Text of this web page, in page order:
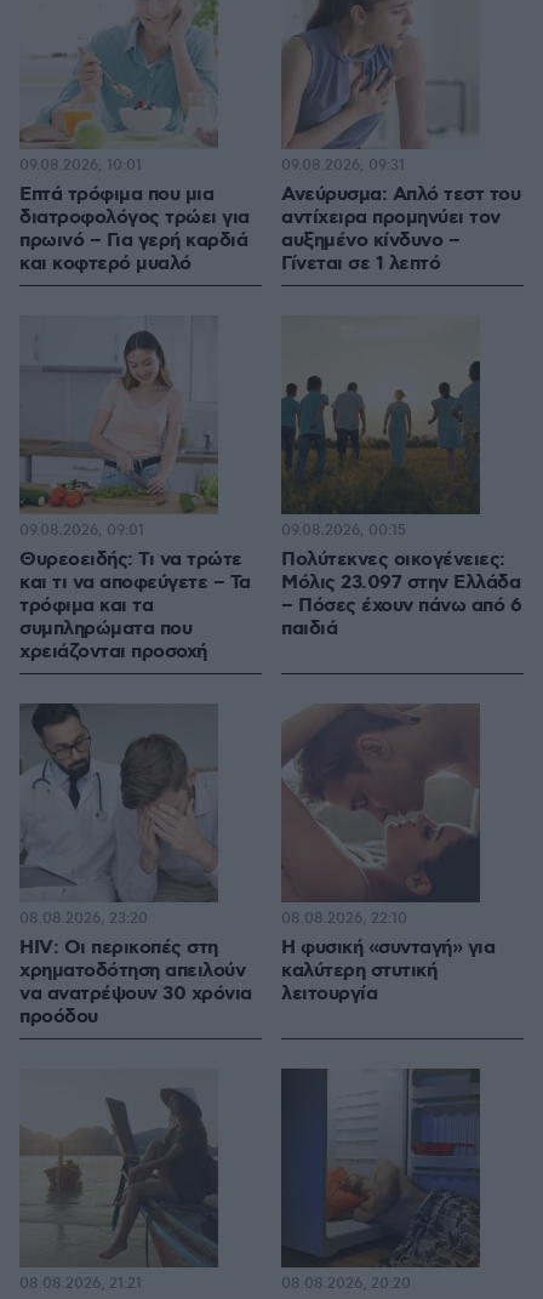
Επτά τρόφιμα που μια
διατροφολόγος τρώει για
πρωινό – Για γερή καρδιά
και κοφτερό μυαλό
09.08.2026, 10:01
Ανεύρυσμα: Απλό τεστ του
αντίχειρα προμηνύει τον
αυξημένο κίνδυνο –
Γίνεται σε 1 λεπτό
09.08.2026, 09:31
Θυρεοειδής: Τι να τρώτε
και τι να αποφεύγετε – Τα
τρόφιμα και τα
συμπληρώματα που
χρειάζονται προσοχή
09.08.2026, 09:01
Πολύτεκνες οικογένειες:
Μόλις 23.097 στην Ελλάδα
– Πόσες έχουν πάνω από 6
παιδιά
09.08.2026, 00:15
HIV: Οι περικοπές στη
χρηματοδότηση απειλούν
να ανατρέψουν 30 χρόνια
προόδου
08.08.2026, 23:20
Η φυσική «συνταγή» για
καλύτερη στυτική
λειτουργία
08.08.2026, 22:10
08.08.2026, 21:21 08.08.2026, 20:20